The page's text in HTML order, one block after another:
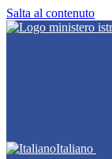
Salta al contenuto
Italiano